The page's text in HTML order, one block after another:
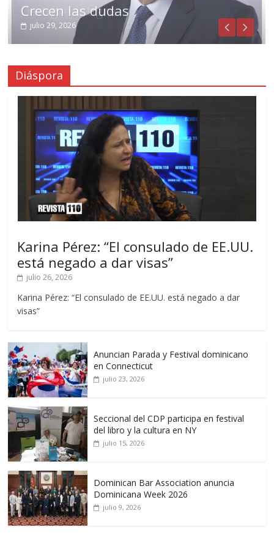
De tigre a tigre
julio 31, 2026
Crecen las dudas
julio 29, 2026
Diáspora
Karina Pérez: “El consulado de EE.UU.
está negado a dar visas”
julio 26, 2026
Karina Pérez: “El consulado de EE.UU. está negado a dar
visas”
Anuncian Parada y Festival dominicano
en Connecticut
julio 23, 2026
Seccional del CDP participa en festival
del libro y la cultura en NY
julio 15, 2026
Dominican Bar Association anuncia
Dominicana Week 2026
julio 9, 2026